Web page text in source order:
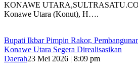
KONAWE
Konawe Utara (Konut), H….
Bupati Ikbar Pimpin Rakor,
Konawe Utara Segera Direalisasikan
Daerah23 Mei 2026 | 8:09 pm